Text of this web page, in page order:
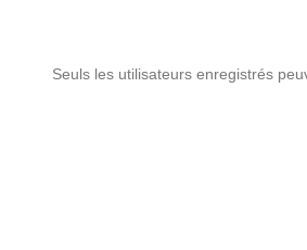
Seuls les utilisateurs enregistrés